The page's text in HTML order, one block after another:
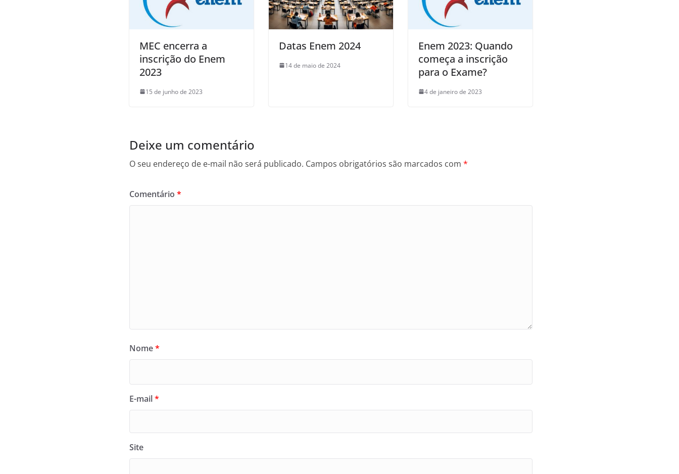
MEC encerra a
inscrição do Enem
2023
15 de junho de 2023
Datas Enem 2024
14 de maio de 2024
Enem 2023: Quando
começa a inscrição
para o Exame?
4 de janeiro de 2023
Deixe um comentário
O seu endereço de e-mail não será publicado. Campos obrigatórios são marcados com*
Comentário*
Nome*
E-mail*
Site